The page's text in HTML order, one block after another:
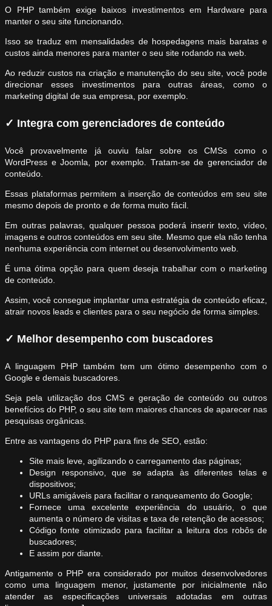
O PHP também exige baixos investimentos em Hardware para
manter o seu site funcionando.
Isso se traduz em mensalidades de hospedagens mais baratas e
custos ainda menores para manter o seu site rodando na web.
Ao reduzir custos na criação e manutenção do seu site, você pode
direcionar esses investimentos para outras áreas, como o
marketing digital de sua empresa, por exemplo.
✓ Integra com gerenciadores de conteúdo
Você provavelmente já ouviu falar sobre os CMSs como o
WordPress e Joomla, por exemplo. Tratam-se de gerenciador de
conteúdo.
Essas plataformas permitem a inserção de conteúdos em seu site
mesmo depois de pronto e de forma muito fácil.
Em outras palavras, qualquer pessoa poderá inserir texto, vídeo,
imagens e outros conteúdos em seu site. Mesmo que ela não tenha
nenhuma experiência com internet ou desenvolvimento web.
É uma ótima opção para quem deseja trabalhar com o marketing
de conteúdo.
Assim, você consegue implantar uma estratégia de conteúdo eficaz,
atrair novos leads e clientes para o seu negócio de forma simples.
✓ Melhor desempenho com buscadores
A linguagem PHP também tem um ótimo desempenho com o
Google e demais buscadores.
Seja pela utilização dos CMS e geração de conteúdo ou outros
benefícios do PHP, o seu site tem maiores chances de aparecer nas
pesquisas orgânicas.
Entre as vantagens do PHP para fins de SEO, estão:
Site mais leve, agilizando o carregamento das páginas;
Design responsivo, que se adapta às diferentes telas e
dispositivos;
URLs amigáveis para facilitar o ranqueamento do Google;
Fornece uma excelente experiência do usuário, o que
aumenta o número de visitas e taxa de retenção de acessos;
Código fonte otimizado para facilitar a leitura dos robôs de
buscadores;
E assim por diante.
Antigamente o PHP era considerado por muitos desenvolvedores
como uma linguagem menor, justamente por inicialmente não
atender as especificações universais adotadas em outras